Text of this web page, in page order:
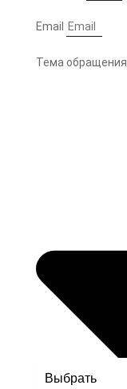
Email
Тема обращения